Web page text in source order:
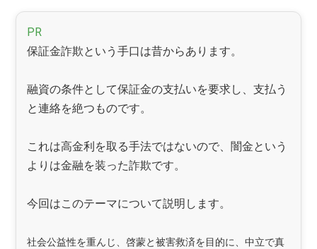
PR
保証金詐欺という手口は昔からあります。
融資の条件として保証金の支払いを要求し、支払う
と連絡を絶つものです。
これは高金利を取る手法ではないので、闇金という
よりは金融を装った詐欺です。
今回はこのテーマについて説明します。
社会公益性を重んじ、啓蒙と被害救済を目的に、中立で真